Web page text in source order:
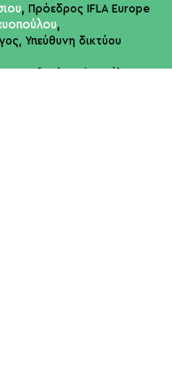
, Πρόεδρος ΙFLA Europe
,
Υπεύθυνη δικτύου